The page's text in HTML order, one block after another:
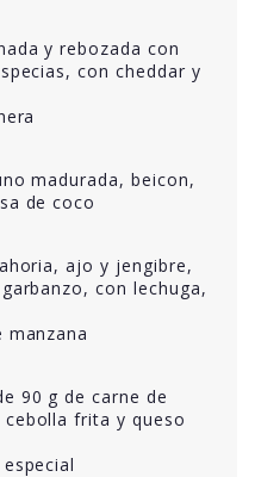
y rebozada con
con cheddar y
madurada, beicon,
de coco
ajo y jengibre,
con lechuga,
manzana
90 g de carne de
frita y queso